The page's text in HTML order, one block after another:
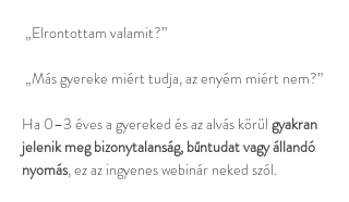
„Elrontottam valamit?”
„Más gyereke miért tudja, az enyém miért nem?”
Ha 0–3 éves a gyereked és az alvás körül gyakran
jelenik meg bizonytalanság, bűntudat vagy állandó
nyomás, ez az ingyenes webinár neked szól.